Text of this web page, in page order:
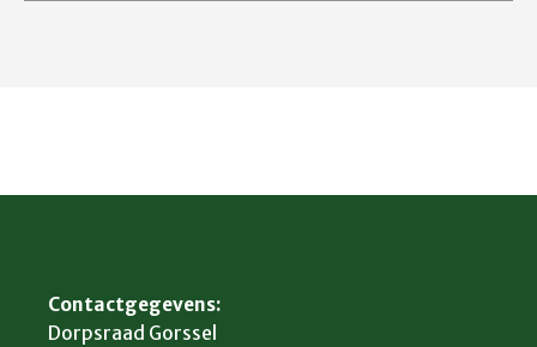
Contactgegevens:
Dorpsraad Gorssel